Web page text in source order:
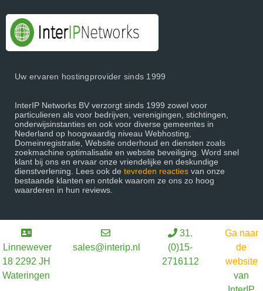
Uw ervaren hostingprovider sinds 1999
InterIP Networks BV verzorgt sinds 1999 zowel voor
particulieren als voor bedrijven, verenigingen, stichtingen,
onderwijsinstanties en ook voor diverse gemeentes in
Nederland op hoogwaardig niveau Webhosting,
Domeinregistratie, Website onderhoud en diensten zoals
zoekmachine optimalisatie en website beveiliging. Word snel
klant bij ons en ervaar onze vriendelijke en deskundige
dienstverlening. Lees ook de tevreden reacties van onze
bestaande klanten en ontdek waarom ze ons zo hoog
waarderen in hun reviews.
Linnewever
18 2292 JH
Wateringen
sales@interip.nl
31.
(0)15-
2716112
Ga naar
de
website
van